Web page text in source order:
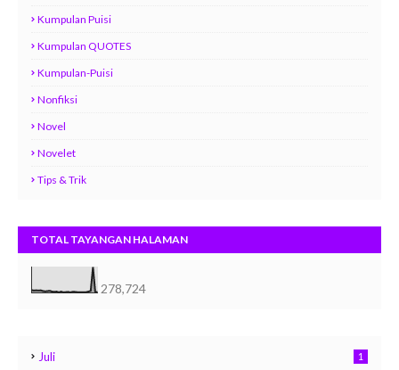
Kumpulan Puisi
Kumpulan QUOTES
Kumpulan-Puisi
Nonfiksi
Novel
Novelet
Tips & Trik
TOTAL TAYANGAN HALAMAN
278,724
Juli 1